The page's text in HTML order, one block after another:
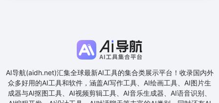
AI导航(aidh.net)汇集全球最新AI工具的集合类展示平台！收录国内外
众多好用的AI工具和软件，涵盖AI写作工具、AI绘画工具、AI图片生
成器与AI抠图工具、AI视频剪辑工具、AI音乐生成器、AI语音识别、